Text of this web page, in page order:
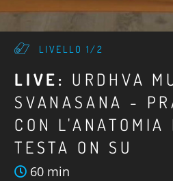
LIVELLO 1/2
LIVE: URDHVA
SVANASANA -
CON L'ANATOMIA
TESTA ON SU
60 min